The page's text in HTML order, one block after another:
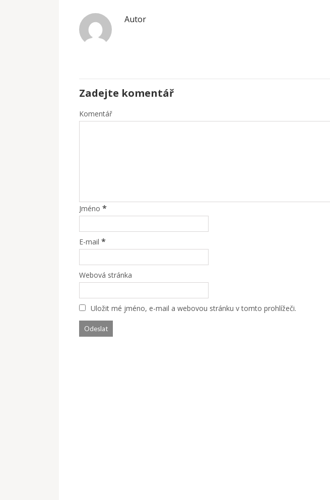
Autor
Zadejte komentář
Komentář
Jméno *
E-mail *
Webová stránka
Uložit mé jméno, e-mail a webovou stránku v tomto prohlížeči.